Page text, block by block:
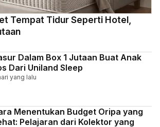
Tempat Tidur Seperti Hotel,
Dalam Box 1 Jutaan Buat Anak
Dari Uniland Sleep
yang lalu
Menentukan Budget Oripa yang
Pelajaran dari Kolektor yang